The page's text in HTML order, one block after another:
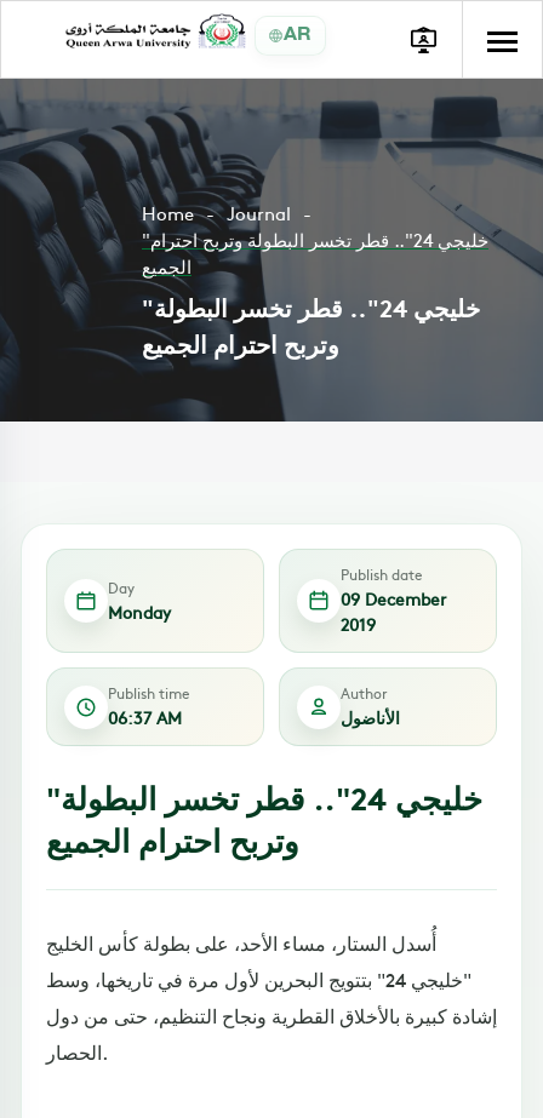
AR
Home
Journal
"خليجي 24".. قطر تخسر البطولة وتربح احترام
الجميع
"خليجي 24".. قطر تخسر البطولة
وتربح احترام الجميع
Day
Monday
Publish date
09 December
2019
Publish time
06:37 AM
Author
الأناضول
"خليجي 24".. قطر تخسر البطولة
وتربح احترام الجميع
أُسدل الستار، مساء الأحد، على بطولة كأس الخليج
"خليجي 24" بتتويج البحرين لأول مرة في تاريخها، وسط
إشادة كبيرة بالأخلاق القطرية ونجاح التنظيم، حتى من دول
الحصار.